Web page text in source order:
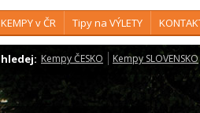
KEMPY v ČR Tipy na VÝLETY
hledej: Kempy ČESKO Kempy SLOVENSKO